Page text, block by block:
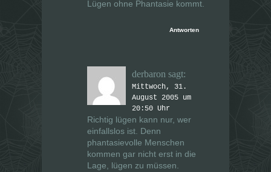
Lügen ohne Phantasie kommt.
Antworten
derbaron sagt:
Mittwoch, 31.
August 2005 um
20:50 Uhr
Richtig lügen kann nur, wer
einfallslos ist. Denn
phantasievolle Menschen
kommen gar nicht erst in die
Lage, lügen zu müssen.